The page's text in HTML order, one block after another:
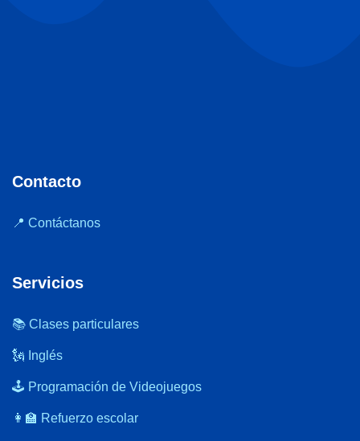
Contacto
📍 Contáctanos
Servicios
📚 Clases particulares
🗽 Inglés
🕹️ Programación de Videojuegos
👩‍🏫 Refuerzo escolar